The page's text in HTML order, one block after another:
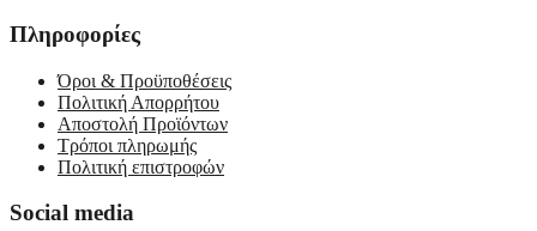
Πληροφορίες
Όροι & Προϋποθέσεις
Πολιτική Απορρήτου
Αποστολή Προϊόντων
Τρόποι πληρωμής
Πολιτική επιστροφών
Social media